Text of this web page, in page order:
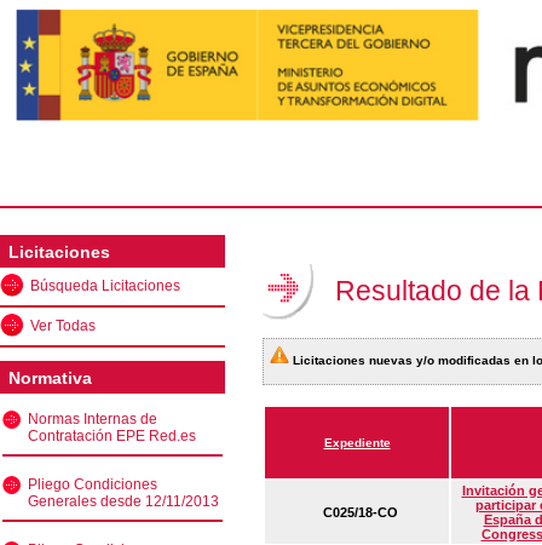
Licitaciones
Búsqueda Licitaciones
Ver Todas
Normativa
Normas Internas de
Contratación EPE Red.es
Pliego Condiciones
Generales desde 12/11/2013
Resultado de la
Licitaciones nuevas y/o modificadas en
Expediente
C025/18-CO
Invitación
participar
España